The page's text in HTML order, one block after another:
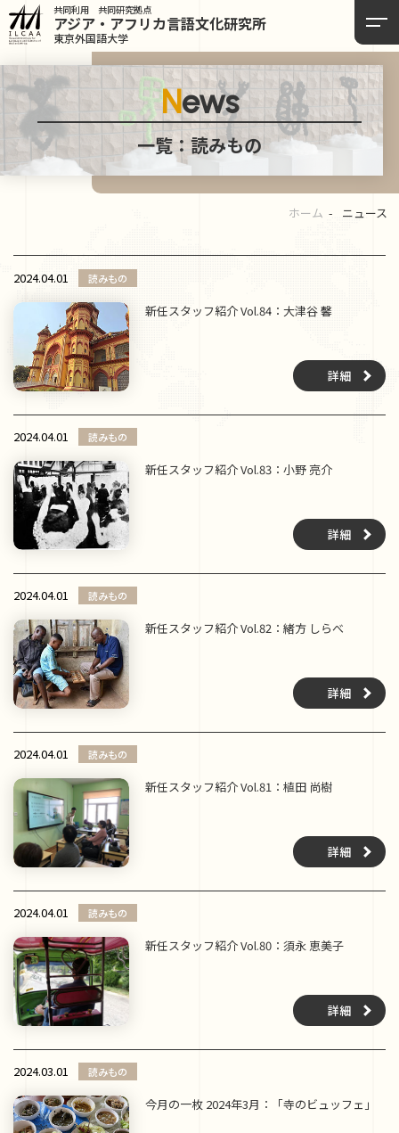
共同利用 共同研究拠点
アジア・アフリカ言語文化研究所
東京外国語大学
News
一覧：読みもの
ホーム ニュース
2024.04.01 読みもの
新任スタッフ紹介 Vol.84：大津谷 馨
詳細
2024.04.01 読みもの
新任スタッフ紹介 Vol.83：小野 亮介
詳細
2024.04.01 読みもの
新任スタッフ紹介 Vol.82：緒方 しらべ
詳細
2024.04.01 読みもの
新任スタッフ紹介 Vol.81：植田 尚樹
詳細
2024.04.01 読みもの
新任スタッフ紹介 Vol.80：須永 恵美子
詳細
2024.03.01 読みもの
今月の一枚 2024年3月：「寺のビュッフェ」